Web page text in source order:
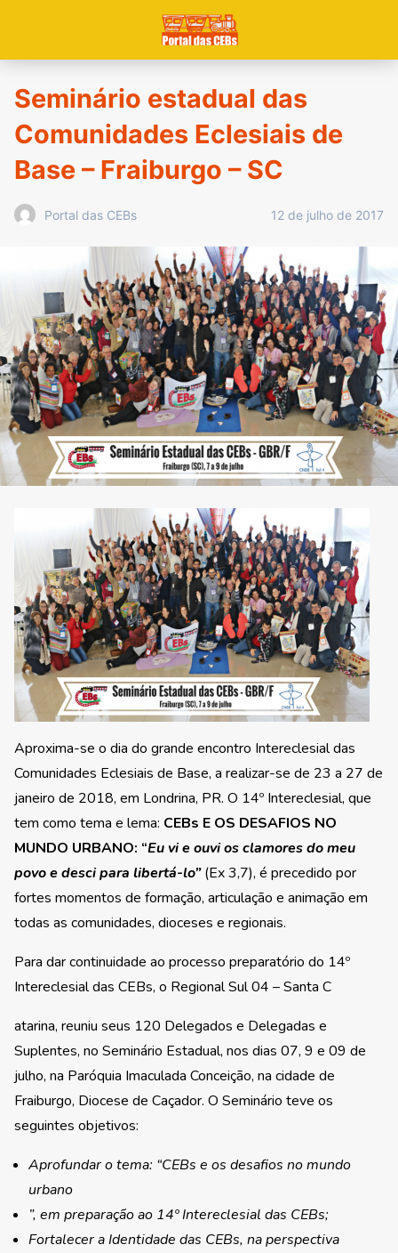
Seminário estadual das
Comunidades Eclesiais de
Base – Fraiburgo – SC
Portal das CEBs 12 de julho de 2017
Aproxima-se o dia do grande encontro Intereclesial das
Comunidades Eclesiais de Base, a realizar-se de 23 a 27 de
janeiro de 2018, em Londrina, PR. O 14º Intereclesial, que
tem como tema e lema: CEBs E OS DESAFIOS NO
MUNDO URBANO: “Eu vi e ouvi os clamores do meu
povo e desci para libertá-lo”(Ex 3,7), é precedido por
fortes momentos de formação, articulação e animação em
todas as comunidades, dioceses e regionais.
Para dar continuidade ao processo preparatório do 14º
Intereclesial das CEBs, o Regional Sul 04 – Santa C
atarina, reuniu seus 120 Delegados e Delegadas e
Suplentes, no Seminário Estadual, nos dias 07, 9 e 09 de
julho, na Paróquia Imaculada Conceição, na cidade de
Fraiburgo, Diocese de Caçador. O Seminário teve os
seguintes objetivos:
Aprofundar o tema: “CEBs e os desafios no mundo
urbano
”, em preparação ao 14º Intereclesial das CEBs;
Fortalecer a Identidade das CEBs, na perspectiva